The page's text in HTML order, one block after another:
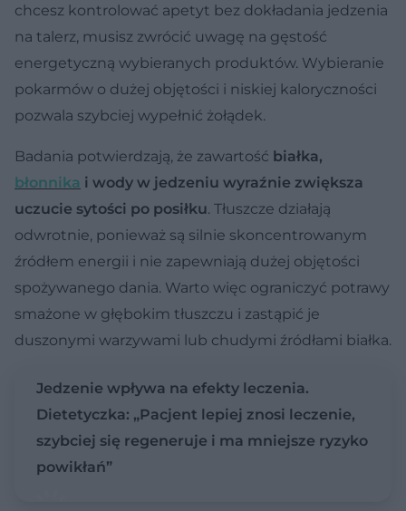
chcesz kontrolować apetyt bez dokładania jedzenia
na talerz, musisz zwrócić uwagę na gęstość
energetyczną wybieranych produktów. Wybieranie
pokarmów o dużej objętości i niskiej kaloryczności
pozwala szybciej wypełnić żołądek.
Badania potwierdzają, że zawartość białka,
błonnika i wody w jedzeniu wyraźnie zwiększa
uczucie sytości po posiłku. Tłuszcze działają
odwrotnie, ponieważ są silnie skoncentrowanym
źródłem energii i nie zapewniają dużej objętości
spożywanego dania. Warto więc ograniczyć potrawy
smażone w głębokim tłuszczu i zastąpić je
duszonymi warzywami lub chudymi źródłami białka.
Jedzenie wpływa na efekty leczenia.
Dietetyczka: „Pacjent lepiej znosi leczenie,
szybciej się regeneruje i ma mniejsze ryzyko
powikłań”